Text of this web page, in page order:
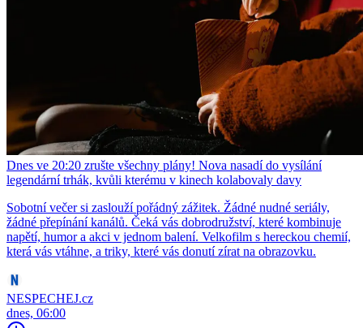
Dnes ve 20:20 zrušte všechny plány! Nova nasadí do vysílání
legendární trhák, kvůli kterému v kinech kolabovaly davy
Sobotní večer si zaslouží pořádný zážitek. Žádné nudné seriály,
žádné přepínání kanálů. Čeká vás dobrodružství, které kombinuje
napětí, humor a akci v jednom balení. Velkofilm s hereckou chemií,
která vás vtáhne, a triky, které vás donutí zírat na obrazovku.
NESPECHEJ.cz
dnes, 06:00